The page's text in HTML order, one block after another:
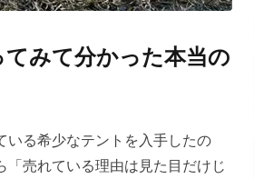
みて分かった本当の
る希少なテントを入手したの
売れている理由は見た目だけじ